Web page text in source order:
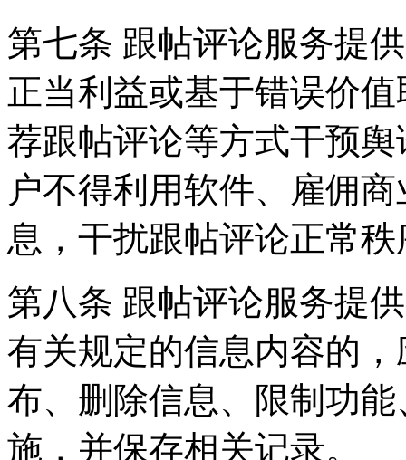
第七条 跟帖评论服务提
正当利益或基于错误价
荐跟帖评论等方式干预
户不得利用软件、雇佣
息，干扰跟帖评论正常
第八条 跟帖评论服务提
有关规定的信息内容的
布、删除信息、限制功
施，并保存相关记录。